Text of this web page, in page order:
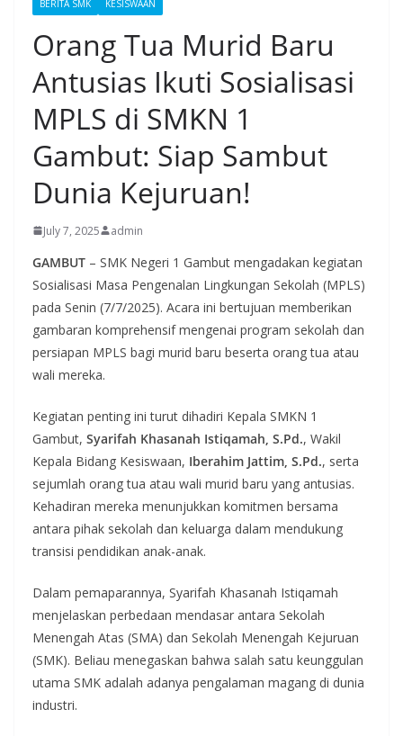
BERITA SMK KESISWAAN
Orang Tua Murid Baru
Antusias Ikuti Sosialisasi
MPLS di SMKN 1
Gambut: Siap Sambut
Dunia Kejuruan!
July 7, 2025 admin
GAMBUT – SMK Negeri 1 Gambut mengadakan kegiatan
Sosialisasi Masa Pengenalan Lingkungan Sekolah (MPLS)
pada Senin (7/7/2025). Acara ini bertujuan memberikan
gambaran komprehensif mengenai program sekolah dan
persiapan MPLS bagi murid baru beserta orang tua atau
wali mereka.
Kegiatan penting ini turut dihadiri Kepala SMKN 1
Gambut, Syarifah Khasanah Istiqamah, S.Pd., Wakil
Kepala Bidang Kesiswaan, Iberahim Jattim, S.Pd., serta
sejumlah orang tua atau wali murid baru yang antusias.
Kehadiran mereka menunjukkan komitmen bersama
antara pihak sekolah dan keluarga dalam mendukung
transisi pendidikan anak-anak.
Dalam pemaparannya, Syarifah Khasanah Istiqamah
menjelaskan perbedaan mendasar antara Sekolah
Menengah Atas (SMA) dan Sekolah Menengah Kejuruan
(SMK). Beliau menegaskan bahwa salah satu keunggulan
utama SMK adalah adanya pengalaman magang di dunia
industri.